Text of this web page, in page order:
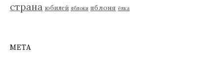
страна юбилей яблоки яблоня ёлка
МЕТА